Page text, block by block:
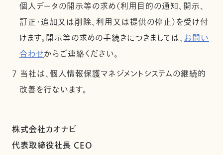
個人データの開示等の求め（利用目的の通知、開示、
訂正・追加又は削除、利用又は提供の停止）を受け付
けます。開示等の求めの手続きにつきましては、お問い
合わせからご連絡ください。
7 当社は、個人情報保護マネジメントシステムの継続的
改善を行ないます。
株式会社カオナビ
代表取締役社長 CEO